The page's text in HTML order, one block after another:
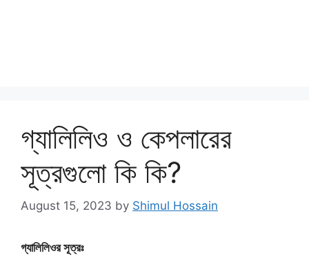
গ্যালিলিও ও কেপলারের
সূত্রগুলো কি কি?
August 15, 2023 by Shimul Hossain
গ্যালিলিওর সূত্রঃ